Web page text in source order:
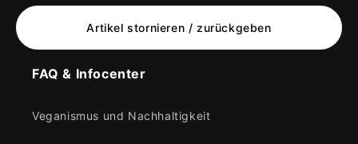
Artikel stornieren / zurückgeben
FAQ & Infocenter
Veganismus und Nachhaltigkeit